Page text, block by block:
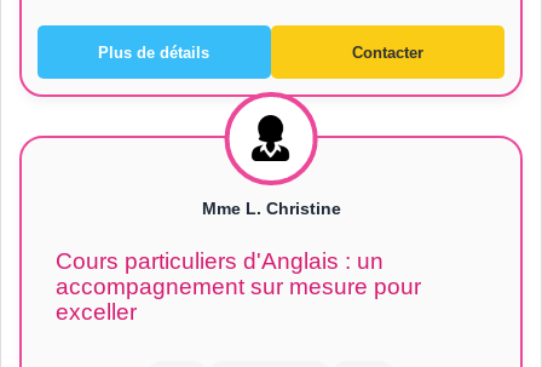
Plus de détails Contacter
Mme L. Christine
Cours particuliers d'Anglais : un
accompagnement sur mesure pour
exceller